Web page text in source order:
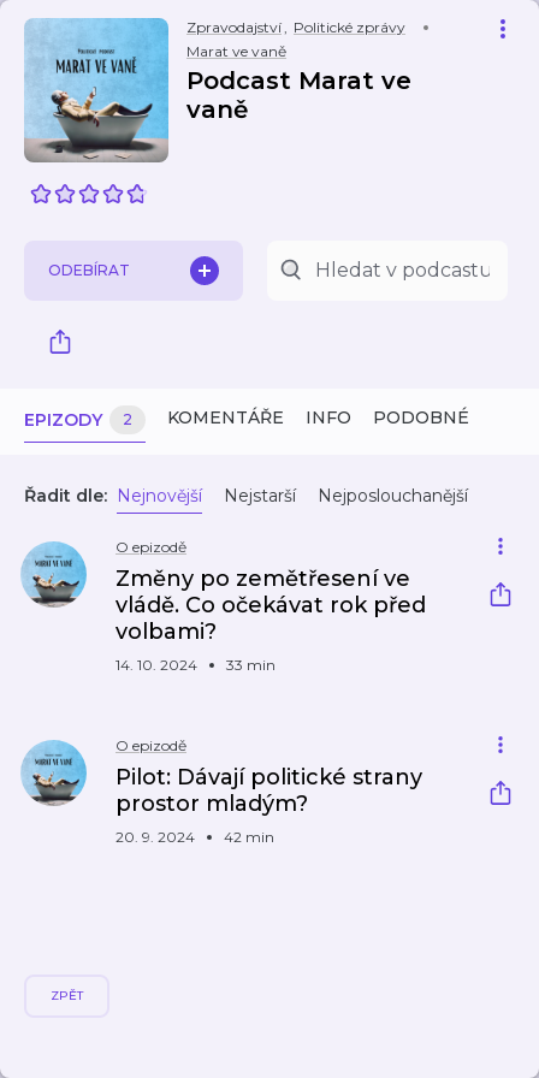
Zpravodajství, Politické zprávy
Marat ve vaně
Podcast Marat ve
vaně
ODEBÍRAT
EPIZODY 2 KOMENTÁŘE INFO PODOBNÉ
Řadit dle: Nejnovější Nejstarší Nejposlouchanější
O epizodě
Změny po zemětřesení ve
vládě. Co očekávat rok před
volbami?
14. 10. 2024 33 min
O epizodě
Pilot: Dávají politické strany
prostor mladým?
20. 9. 2024 42 min
ZPĚT